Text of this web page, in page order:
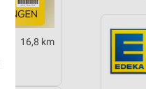
16,8 km